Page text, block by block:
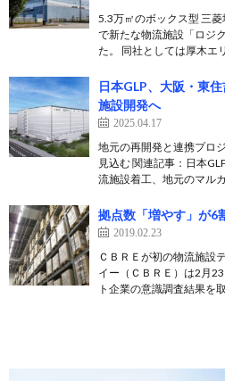
5.3万㎡のボックス型 三
で新たな物流施設「ロジ
た。 同社としては厚木エ
日本GLP、大阪・東
施設開発へ
2025.04.17
地元の再開発と連携プロ
見込む 関連記事：日本
流施設着工、地元のマル
拠点数「増やす」が6
2019.02.23
ＣＢＲＥが初の物流施
イー（ＣＢＲＥ）は2月
ト企業の意識調査結果を